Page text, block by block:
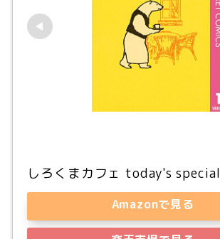
しろくまカフェ today's special
Amazonで見る